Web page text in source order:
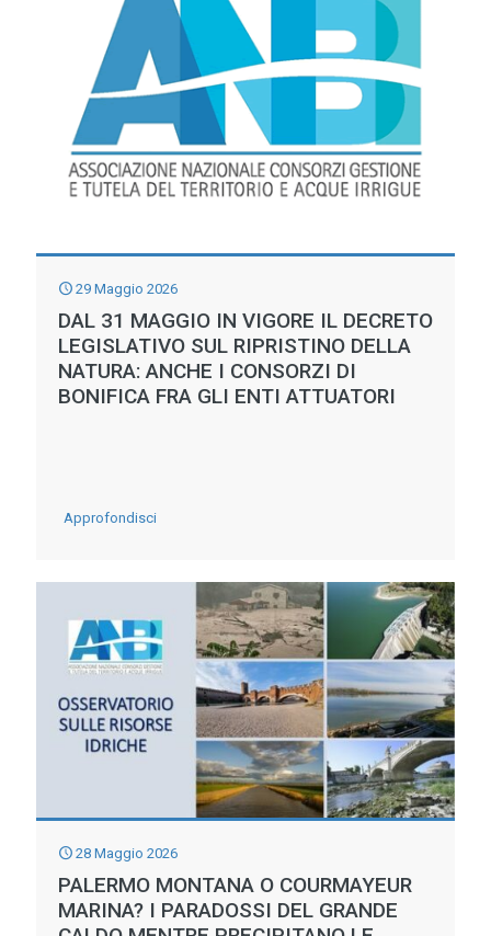
D’ARDA
EMILIA
ROMAGNA:
L’INNOVATIVA
RETE
PER
29 Maggio 2026
DAL 31 MAGGIO IN VIGORE IL DECRETO
LEGISLATIVO SUL RIPRISTINO DELLA
NATURA: ANCHE I CONSORZI DI
BONIFICA FRA GLI ENTI ATTUATORI
Approfondisci-
31
MAGGIO
IN
VIGORE
IL
DECRETO
LEGISLATIVO
RIPRISTINO
DELLA
NATURA:
28 Maggio 2026
PALERMO MONTANA O COURMAYEUR
MARINA? I PARADOSSI DEL GRANDE